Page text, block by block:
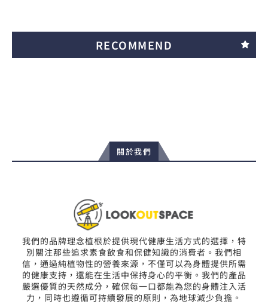
RECOMMEND
關於我們
我們的品牌理念植根於提供現代健康生活方式的選擇，特
別關注那些追求素食飲食和保健知識的消費者。我們相
信，通過純植物性的營養來源，不僅可以為身體提供所需
的健康支持，還能在生活中保持身心的平衡。我們的產品
嚴選優質的天然成分，確保每一口都能為您的身體注入活
力，同時也遵循可持續發展的原則，為地球減少負擔。